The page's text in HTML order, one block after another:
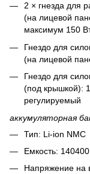
2 × гнезда для
(на лицевой
максимум 150
Гнездо для
(на лицевой
Гнездо для
(под крышкой):
регулируемый
аккумуляторная
Тип: Li-ion NMC
Емкость:
Напряжение на